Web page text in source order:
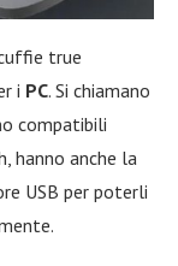
true
i PC. Si chiamano
compatibili
hanno anche la
USB per poterli